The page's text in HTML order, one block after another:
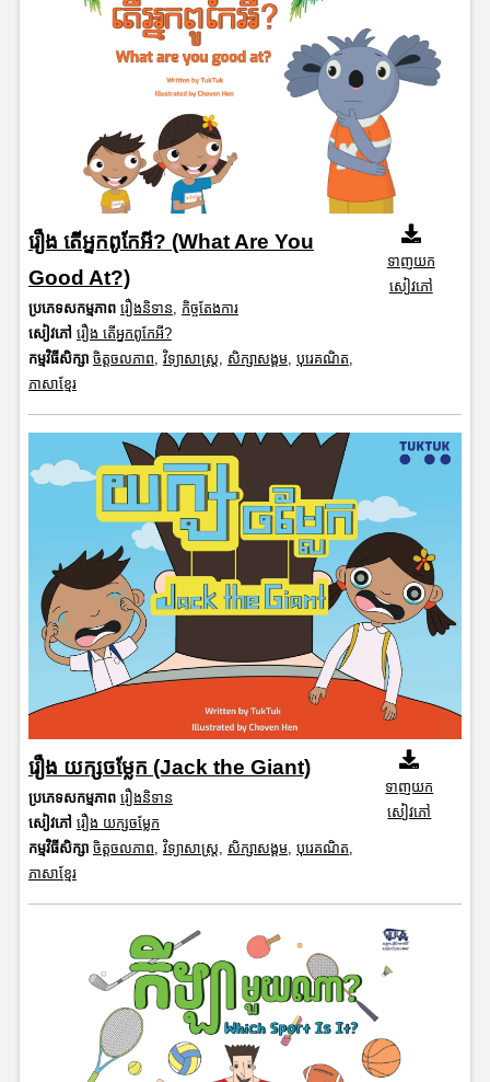
រឿង តើអ្នកពូកែអី? (What Are You
Good At?)
ប្រភេទសកម្មភាព រឿងនិទាន, កិច្ចតែងការ
សៀវភៅ រឿង តើអ្នកពូកែអី?
កម្មវិធីសិក្សា ចិត្តចលភាព, វិទ្យាសាស្រ្ត, សិក្សាសង្គម, បុរេគណិត,
ភាសាខ្មែរ
ទាញយក
សៀវភៅ
រឿង យក្សចម្លែក​ (Jack the Giant)
ប្រភេទសកម្មភាព រឿងនិទាន
សៀវភៅ រឿង យក្សចម្លែក
កម្មវិធីសិក្សា ចិត្តចលភាព, វិទ្យាសាស្រ្ត, សិក្សាសង្គម, បុរេគណិត,
ភាសាខ្មែរ
ទាញយក
សៀវភៅ